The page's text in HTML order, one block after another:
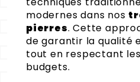
modernes dans nos
pierres. Cette
de garantir la qualité
tout en respectant
budgets.